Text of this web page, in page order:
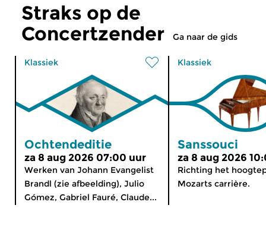
Straks op de
Concertzender
Ga naar de gids
Klassiek
Ochtendeditie
za 8 aug 2026 07:00 uur
Werken van Johann Evangelist
Brandl (zie afbeelding), Julio
Gómez, Gabriel Fauré, Claude...
Klassiek
Sanssouci
za 8 aug 2026
Richting het
Mozarts carrière.